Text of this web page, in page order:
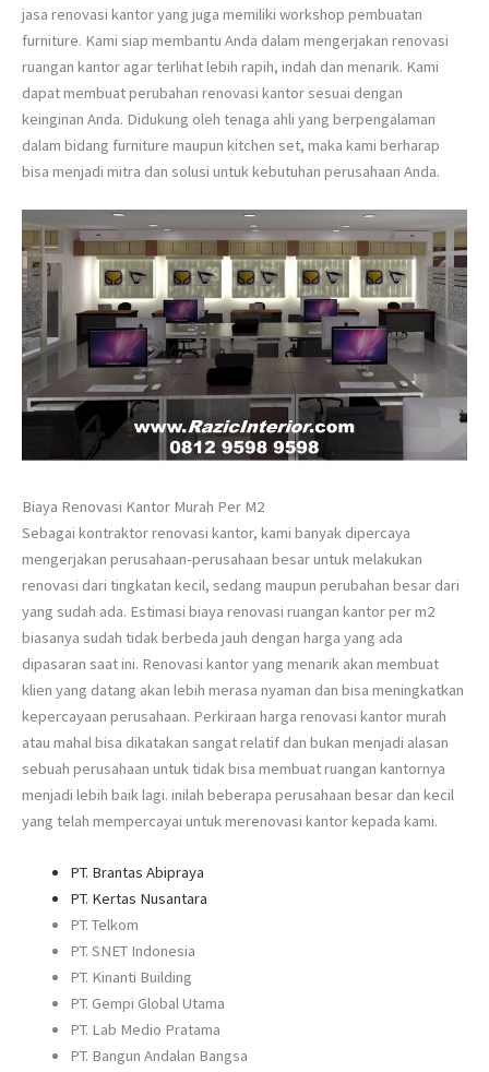
jasa renovasi kantor yang juga memiliki workshop pembuatan
furniture. Kami siap membantu Anda dalam mengerjakan renovasi
ruangan kantor agar terlihat lebih rapih, indah dan menarik. Kami
dapat membuat perubahan renovasi kantor sesuai dengan
keinginan Anda. Didukung oleh tenaga ahli yang berpengalaman
dalam bidang furniture maupun kitchen set, maka kami berharap
bisa menjadi mitra dan solusi untuk kebutuhan perusahaan Anda.
Biaya Renovasi Kantor Murah Per M2
Sebagai kontraktor renovasi kantor, kami banyak dipercaya
mengerjakan perusahaan-perusahaan besar untuk melakukan
renovasi dari tingkatan kecil, sedang maupun perubahan besar dari
yang sudah ada. Estimasi biaya renovasi ruangan kantor per m2
biasanya sudah tidak berbeda jauh dengan harga yang ada
dipasaran saat ini. Renovasi kantor yang menarik akan membuat
klien yang datang akan lebih merasa nyaman dan bisa meningkatkan
kepercayaan perusahaan. Perkiraan harga renovasi kantor murah
atau mahal bisa dikatakan sangat relatif dan bukan menjadi alasan
sebuah perusahaan untuk tidak bisa membuat ruangan kantornya
menjadi lebih baik lagi. inilah beberapa perusahaan besar dan kecil
yang telah mempercayai untuk merenovasi kantor kepada kami.
PT. Brantas Abipraya
PT. Kertas Nusantara
PT. Telkom
PT. SNET Indonesia
PT. Kinanti Building
PT. Gempi Global Utama
PT. Lab Medio Pratama
PT. Bangun Andalan Bangsa